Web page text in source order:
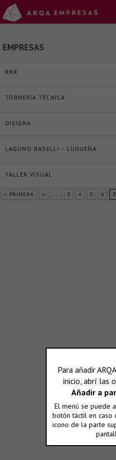
EMPRESAS
RKR
TORNERÍA TÉCNICA
DISIGRA
LAGUNO BASELLI – LUDUEÑA
TALLER VISUAL
« PRIMERA « ... 3 4 5 6 7